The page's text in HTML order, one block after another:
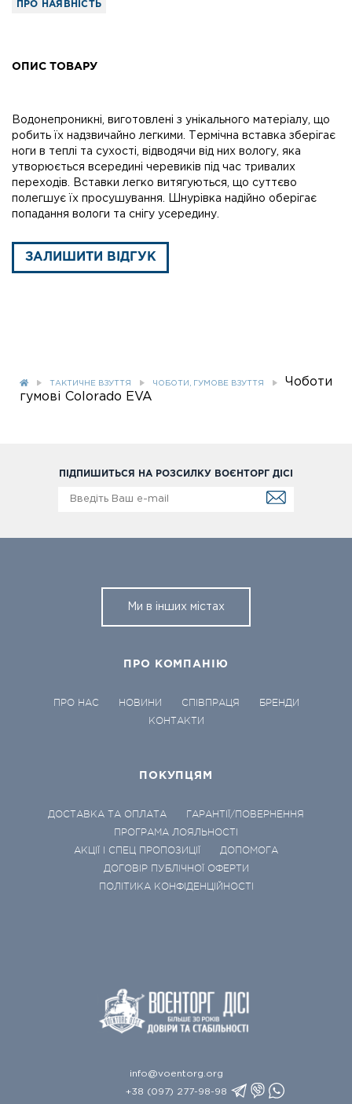
ПРО НАЯВНІСТЬ
ОПИС ТОВАРУ
Водонепроникні, виготовлені з унікального матеріалу, що
робить їх надзвичайно легкими. Термічна вставка зберігає
ноги в теплі та сухості, відводячи від них вологу, яка
утворюється всередині черевиків під час тривалих
переходів. Вставки легко витягуються, що суттєво
полегшує їх просушування. Шнурівка надійно оберігає
попадання вологи та снігу усередину.
ЗАЛИШИТИ ВІДГУК
ТАКТИЧНЕ ВЗУТТЯ ЧОБОТИ, ГУМОВЕ ВЗУТТЯ
Чоботи
гумові Colorado EVA
ПІДПИШИТЬСЯ НА РОЗСИЛКУ ВОЄНТОРГ ДІСІ
Ми в інших містах
ПРО КОМПАНІЮ
ПРО НАС НОВИНИ СПІВПРАЦЯ
БРЕНДИ
КОНТАКТИ
ПОКУПЦЯМ
ДОСТАВКА ТА ОПЛАТА
ГАРАНТІЇ/ПОВЕРНЕННЯ
ПРОГРАМА ЛОЯЛЬНОСТІ
АКЦІЇ І СПЕЦ ПРОПОЗИЦІЇ
ДОПОМОГА
ДОГОВІР ПУБЛІЧНОЇ ОФЕРТИ
ПОЛІТИКА КОНФІДЕНЦІЙНОСТІ
info@voentorg.org
+38 (097) 277-98-98